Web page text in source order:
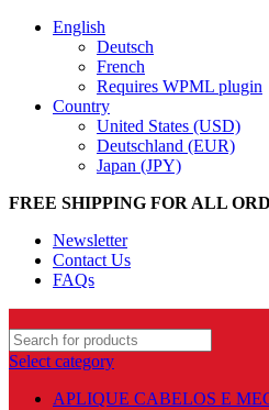
English
Deutsch
French
Requires WPML plugin
Country
United States (USD)
Deutschland (EUR)
Japan (JPY)
FREE SHIPPING FOR ALL
Newsletter
Contact Us
FAQs
Select category
APLIQUE CABELOS E